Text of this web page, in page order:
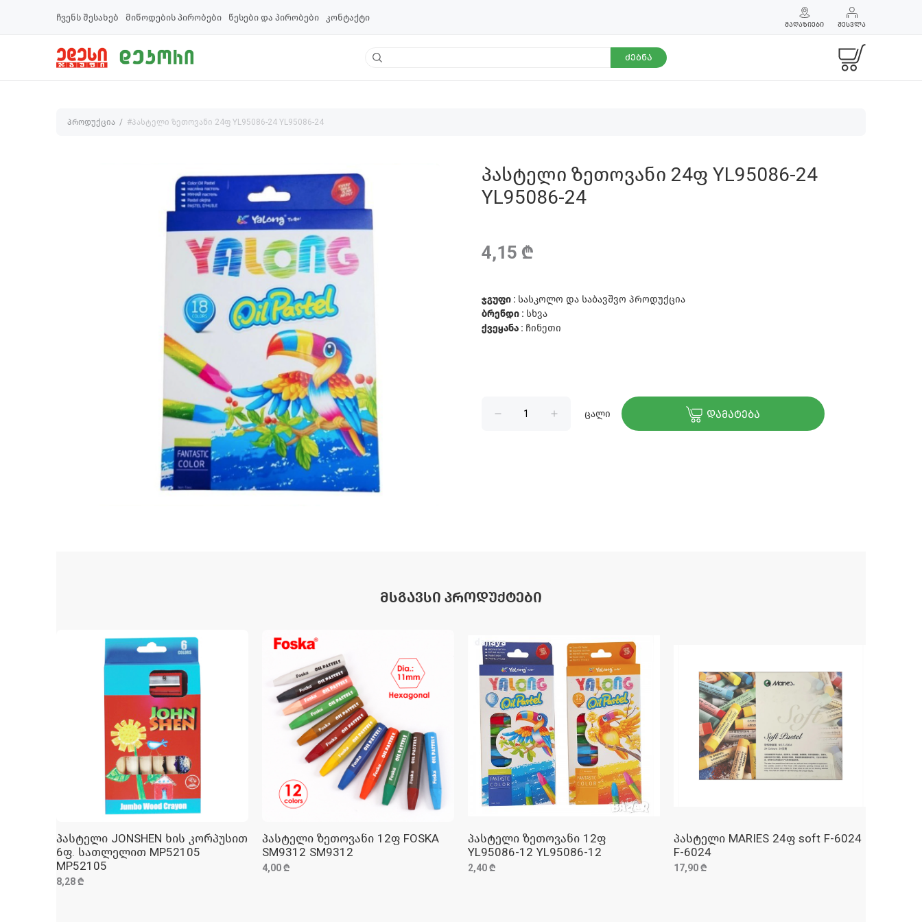
ჩვენს შესახებ მიწოდების პირობები წესები და პირობები კონტაქტი
ᲛᲐᲦᲐᲖᲘᲔᲑᲘ ᲨᲔᲡᲕᲚᲐ
ᲫᲔᲑᲜᲐ
პროდუქცია #პასტელი ზეთოვანი 24ფ YL95086-24 YL95086-24
პასტელი ზეთოვანი 24ფ YL95086-24
YL95086-24
4,15 ₾
ჯგუფი : სასკოლო და საბავშვო პროდუქცია
ბრენდი : სხვა
ქვეყანა : ჩინეთი
ცალი ᲓᲐᲛᲐᲢᲔᲑᲐ
ᲛᲡᲒᲐᲕᲡᲘ ᲞᲠᲝᲓᲣᲥᲢᲔᲑᲘ
ᲓᲐᲛᲐᲢᲔᲑᲐ
პასტელი JONSHEN ხის კორპუსით
6ფ. სათლელით MP52105
MP52105
8,28 ₾
ᲓᲐᲛᲐᲢᲔᲑᲐ
პასტელი ზეთოვანი 12ფ FOSKA
SM9312 SM9312
4,00 ₾
ᲓᲐᲛᲐᲢᲔᲑᲐ
პასტელი ზეთოვანი 12ფ
YL95086-12 YL95086-12
2,40 ₾
ᲓᲐᲛᲐᲢᲔᲑᲐ
პასტელი MARIES 24ფ soft F-6024
F-6024
17,90 ₾